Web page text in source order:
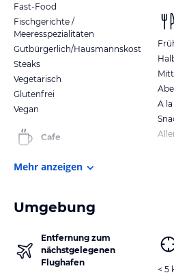
Fast-Food
Fischgerichte /
Meeresspezialitäten
Gutbürgerlich/Hausmannskost
Steaks
Vegetarisch
Glutenfrei
Vegan
Cafe
A
Mehr anzeigen
Umgebung
Entfernung zum
nächstgelegenen
Flughafen
< 5